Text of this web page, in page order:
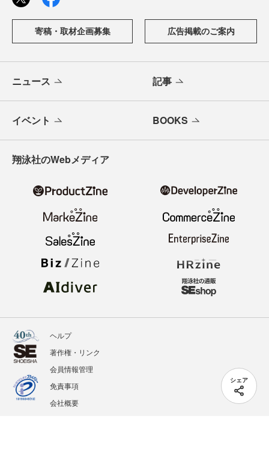
シェア
寄稿・取材企画募集 広告掲載のご案内
ニュース 記事
イベント BOOKS
翔泳社のWebメディア
ヘルプ
著作権・リンク
会員情報管理
免責事項
会社概要